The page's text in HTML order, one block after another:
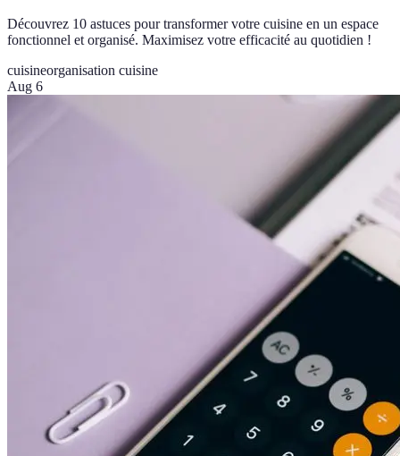
Découvrez 10 astuces pour transformer votre cuisine en un espace
fonctionnel et organisé. Maximisez votre efficacité au quotidien !
cuisineorganisation cuisine
Aug 6